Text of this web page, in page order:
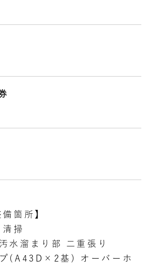
箇所】
清掃
水溜まり部 二重張り
プ(A43D×2基) オーバーホ